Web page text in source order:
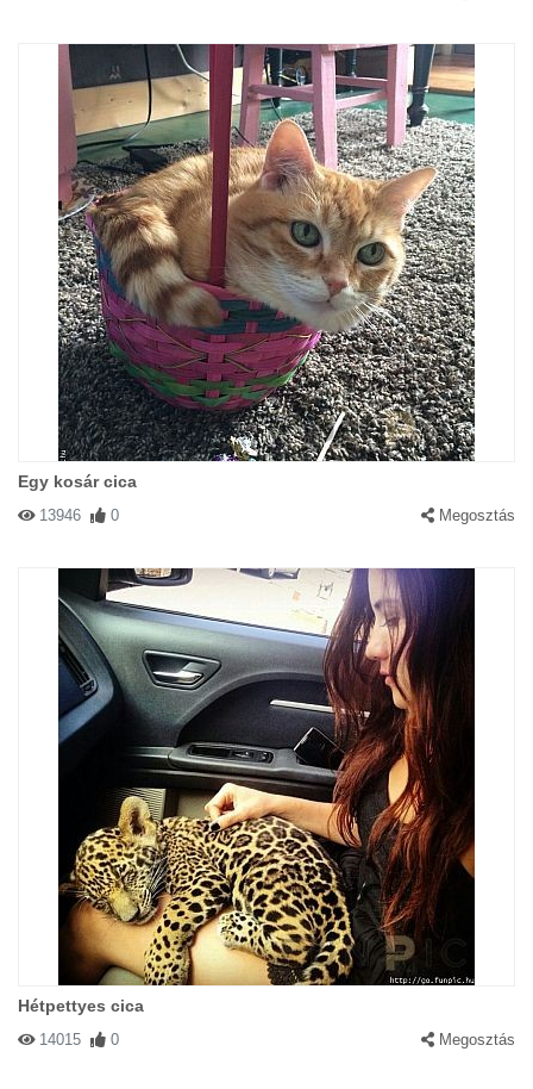
Egy kosár cica
13946 0 Megosztás
Hétpettyes cica
14015 0 Megosztás